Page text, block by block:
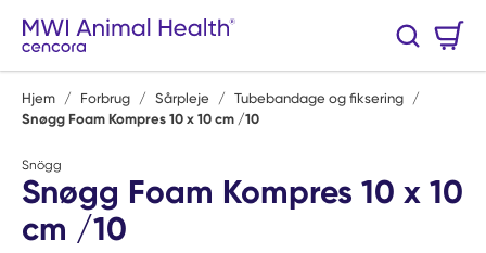
Spring til hovedindhold
Søg
Hjem / Forbrug / Sårpleje / Tubebandage og fiksering /
Snøgg Foam Kompres 10 x 10 cm /10
Snögg
Snøgg Foam Kompres 10 x 10
cm /10